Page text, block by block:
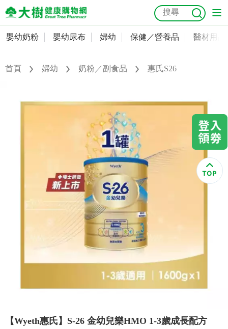
嬰幼奶粉
嬰幼尿布
食品／健康食補
名人嚴選
優惠活動
抗菌 尿布 大樹獨家 益生菌 魚油 幼兒米餅
會員資料及密碼修改
常用收件人清單
優惠券查詢
嬰幼奶粉 嬰幼尿布 婦幼 保健／營養品 醫材用品
首頁 婦幼 奶粉／副食品 惠氏S26
【Wyeth惠氏】S-26 金幼兒樂HMO 1-3歲成長配方